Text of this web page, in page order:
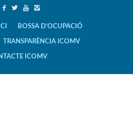
BOSSA D’OCUPACIÓ
TRANSPARÈNCIA ICOMV
ICOMV